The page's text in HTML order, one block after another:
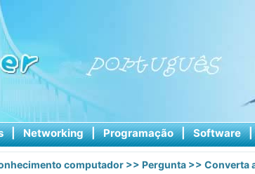
| Networking | Programação | Software |
computador >> Pergunta >> Converta